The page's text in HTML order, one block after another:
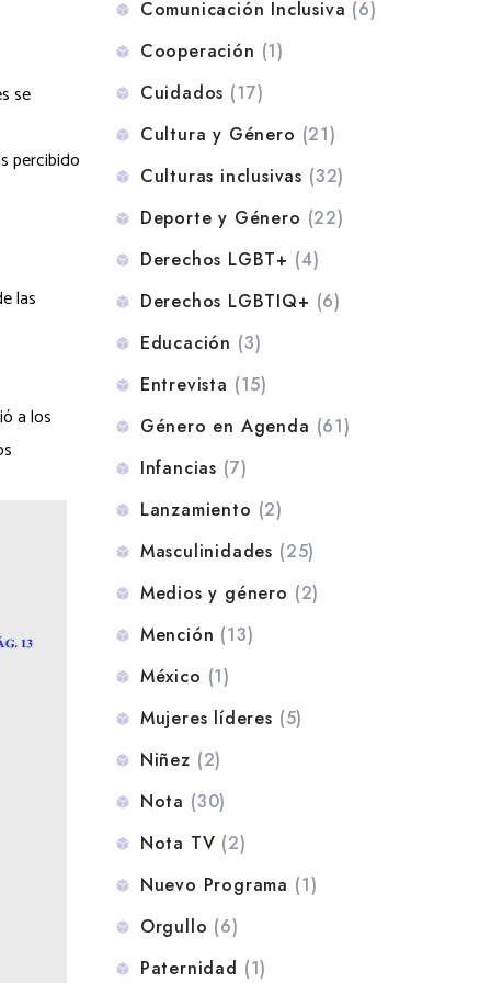
se
percibido
las
a los
Comunicación Inclusiva (6)
Cooperación (1)
Cuidados (17)
Cultura y Género (21)
Culturas inclusivas (32)
Deporte y Género (22)
Derechos LGBT+ (4)
Derechos LGBTIQ+ (6)
Educación (3)
Entrevista (15)
Género en Agenda (61)
Infancias (7)
Lanzamiento (2)
Masculinidades (25)
Medios y género (2)
Mención (13)
México (1)
Mujeres líderes (5)
Niñez (2)
Nota (30)
Nota TV (2)
Nuevo Programa (1)
Orgullo (6)
Paternidad (1)